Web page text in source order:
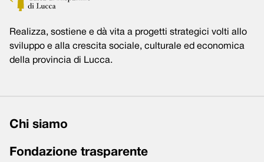
Realizza, sostiene e dà vita a progetti strategici volti allo
sviluppo e alla crescita sociale, culturale ed economica
della provincia di Lucca.
Chi siamo
Fondazione trasparente